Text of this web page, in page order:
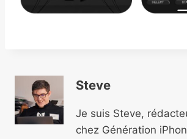
Steve
Je suis Steve,
chez Génération